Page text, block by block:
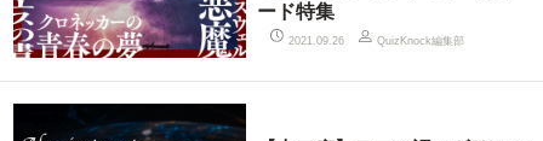
ード特集
2021.09.26 QuizKnock編集部